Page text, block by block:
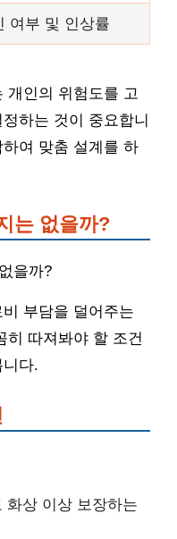
여부 및 인상률
개인의 위험도를 고
하는 것이 중요합니
여 맞춤 설계를 하
는 없을까?
을까?
부담을 덜어주는
히 따져봐야 할 조건
다.
화상 이상 보장하는